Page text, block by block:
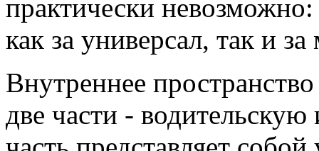
практически
как за универсал, так и
Внутреннее
две части -